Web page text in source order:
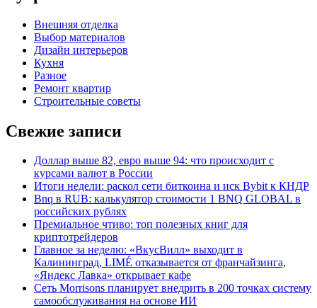
Внешняя отделка
Выбор материалов
Дизайн интерьеров
Кухня
Разное
Ремонт квартир
Строительные советы
Свежие записи
Доллар выше 82, евро выше 94: что происходит с
курсами валют в России
Итоги недели: раскол сети биткоина и иск Bybit к КНДР
Bnq в RUB: калькулятор стоимости 1 BNQ GLOBAL в
российских рублях
Премиальное чтиво: топ полезных книг для
криптотрейдеров
Главное за неделю: «ВкусВилл» выходит в
Калининград, LIMÉ отказывается от франчайзинга,
«Яндекс Лавка» открывает кафе
Сеть Morrisons планирует внедрить в 200 точках систему
самообслуживания на основе ИИ